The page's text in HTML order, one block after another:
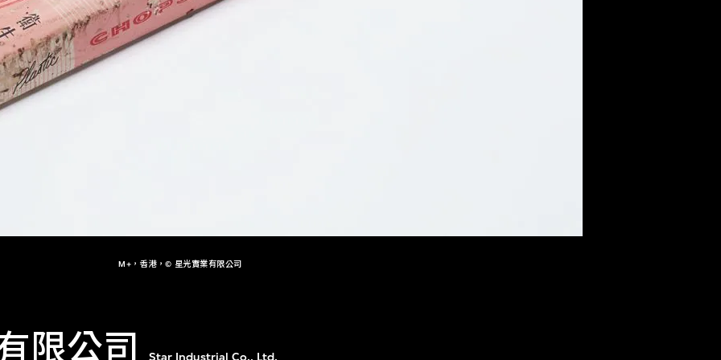
M+，香港，© 星光實業有限公司
限公司